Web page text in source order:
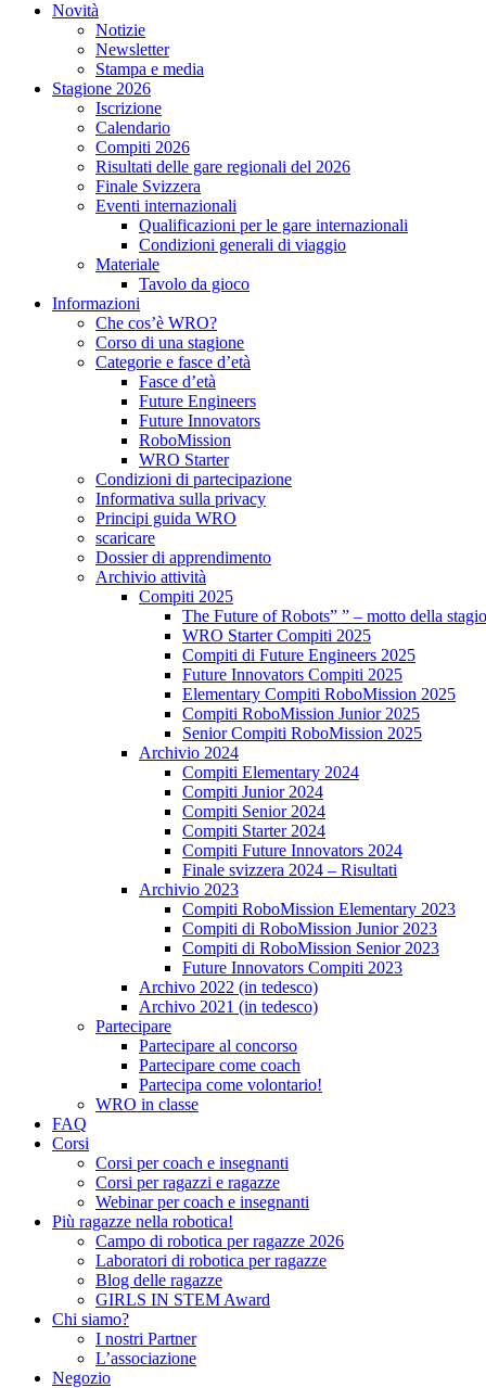
Novità
Notizie
Newsletter
Stampa e media
Stagione 2026
Iscrizione
Calendario
Compiti 2026
Risultati delle gare regionali del 2026
Finale Svizzera
Eventi internazionali
Qualificazioni per le gare internazionali
Condizioni generali di viaggio
Materiale
Tavolo da gioco
Informazioni
Che cos’è WRO?
Corso di una stagione
Categorie e fasce d’età
Fasce d’età
Future Engineers
Future Innovators
RoboMission
WRO Starter
Condizioni di partecipazione
Informativa sulla privacy
Principi guida WRO
scaricare
Dossier di apprendimento
Archivio attività
Compiti 2025
The Future of Robots” ” – motto della
WRO Starter Compiti 2025
Compiti di Future Engineers 2025
Future Innovators Compiti 2025
Elementary Compiti RoboMission 2025
Compiti RoboMission Junior 2025
Senior Compiti RoboMission 2025
Archivio 2024
Compiti Elementary 2024
Compiti Junior 2024
Compiti Senior 2024
Compiti Starter 2024
Compiti Future Innovators 2024
Finale svizzera 2024 – Risultati
Archivio 2023
Compiti RoboMission Elementary 2023
Compiti di RoboMission Junior 2023
Compiti di RoboMission Senior 2023
Future Innovators Compiti 2023
Archivo 2022 (in tedesco)
Archivo 2021 (in tedesco)
Partecipare
Partecipare al concorso
Partecipare come coach
Partecipa come volontario!
WRO in classe
FAQ
Corsi
Corsi per coach e insegnanti
Corsi per ragazzi e ragazze
Webinar per coach e insegnanti
Più ragazze nella robotica!
Campo di robotica per ragazze 2026
Laboratori di robotica per ragazze
Blog delle ragazze
GIRLS IN STEM Award
Chi siamo?
I nostri Partner
L’associazione
Negozio